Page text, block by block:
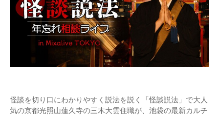
怪談を切り口にわかりやすく説法を説く「怪談説法」で大人
気の京都光照山蓮久寺の三木大雲住職が、池袋の最新カルチ